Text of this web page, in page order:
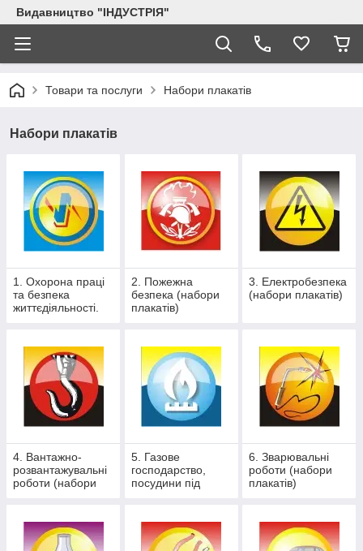
Видавництво "ІНДУСТРІЯ"
Товари та послуги Набори плакатів
Набори плакатів
1. Охорона праці
та безпека
життєдіяльності.
2. Пожежна
безпека (набори
плакатів)
3. Електробезпека
(набори плакатів)
4. Вантажно-
розвантажувальні
роботи (набори
5. Газове
господарство,
посудини під
6. Зварювальні
роботи (набори
плакатів)